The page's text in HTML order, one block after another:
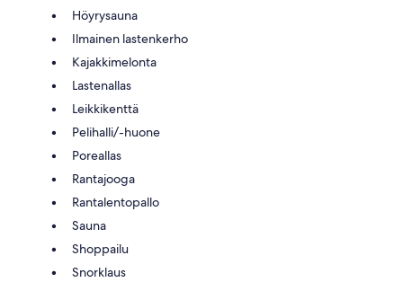
Höyrysauna
Ilmainen lastenkerho
Kajakkimelonta
Lastenallas
Leikkikenttä
Pelihalli/-huone
Poreallas
Rantajooga
Rantalentopallo
Sauna
Shoppailu
Snorklaus